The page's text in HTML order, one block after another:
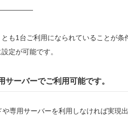
も1台ご利用になられていることが条
定が可能です。
ーバーでご利用可能です。
専用サーバーを利用しなければ実